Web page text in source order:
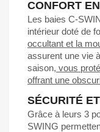
CONFORT
Les baies C-
intérieur doté de
occultant et la
assurent une vie
saison, vous
offrant une
SÉCURITÉ
Grâce à leurs 3
SWING